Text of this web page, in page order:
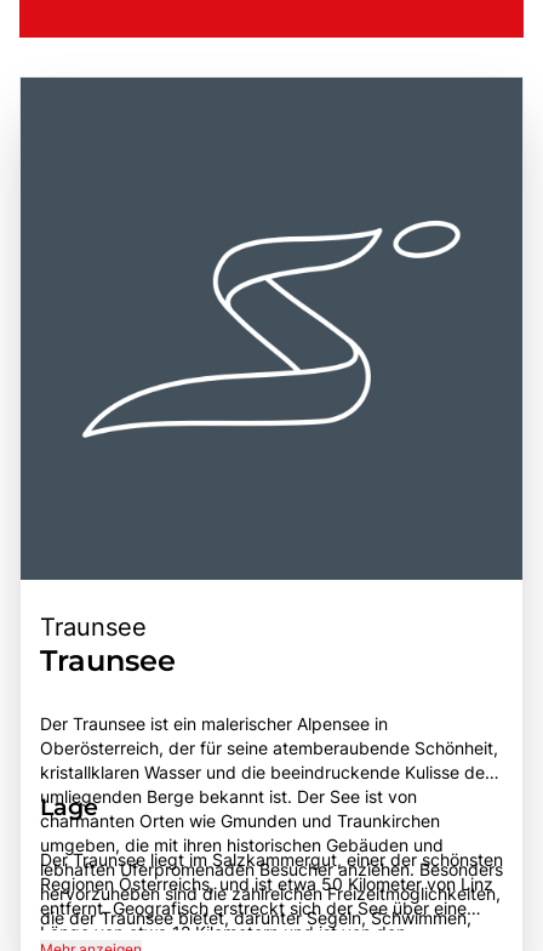
Traunsee
Traunsee
Der Traunsee ist ein malerischer Alpensee in
Oberösterreich, der für seine atemberaubende Schönheit,
kristallklaren Wasser und die beeindruckende Kulisse der
umliegenden Berge bekannt ist. Der See ist von
charmanten Orten wie Gmunden und Traunkirchen
umgeben, die mit ihren historischen Gebäuden und
lebhaften Uferpromenaden Besucher anziehen. Besonders
hervorzuheben sind die zahlreichen Freizeitmöglichkeiten,
die der Traunsee bietet, darunter Segeln, Schwimmen,
Wandern und Radfahren. Die Region ist auch für ihre
Lage
Der Traunsee liegt im Salzkammergut, einer der schönsten
Regionen Österreichs, und ist etwa 50 Kilometer von Linz
entfernt. Geografisch erstreckt sich der See über eine
Länge von etwa 12 Kilometern und ist von den